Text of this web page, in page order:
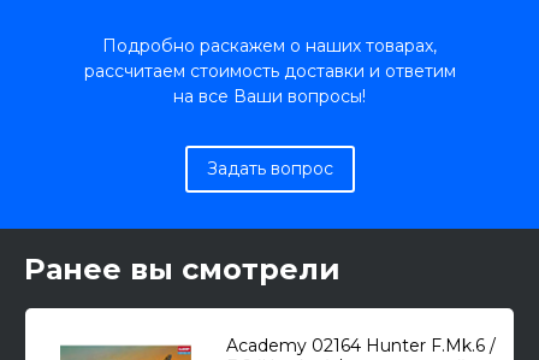
Подробно раскажем о наших товарах,
рассчитаем стоимость доставки и ответим
на все Ваши вопросы!
Задать вопрос
Ранее вы смотрели
Academy 02164 Hunter F.Mk.6 /